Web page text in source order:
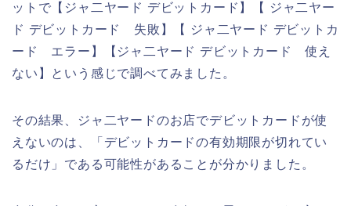
ットで【ジャ二ヤード デビットカード】【 ジャ二ヤー
ド デビットカード 失敗】【 ジャ二ヤード デビットカ
ード エラー】【ジャ二ヤード デビットカード 使え
ない】という感じで調べてみました。
その結果、ジャ二ヤードのお店でデビットカードが使
えないのは、「デビットカードの有効期限が切れてい
るだけ」である可能性があることが分かりました。